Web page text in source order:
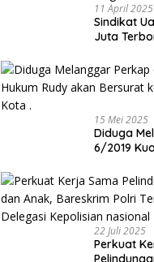
11 April 2025
Sindikat
Juta
15 Mei 2025
Diduga
6/2019
Bandung
22 Juli 2025
Perkuat